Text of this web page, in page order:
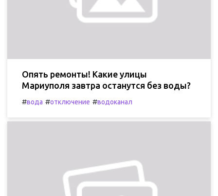
Опять ремонты! Какие улицы
Мариуполя завтра останутся без воды?
#вода #отключение #водоканал